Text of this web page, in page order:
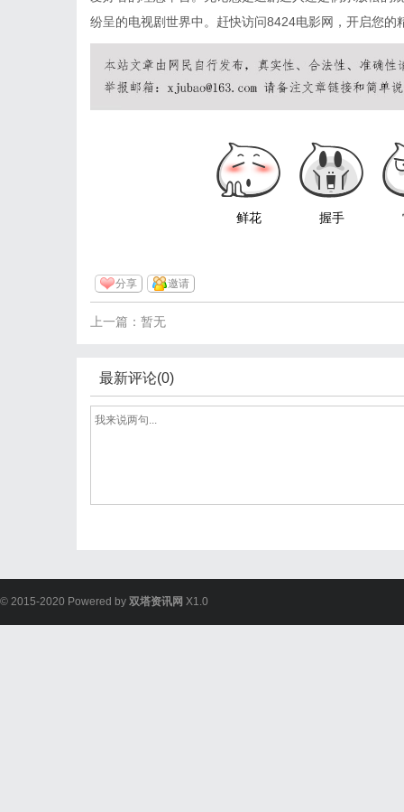
纷呈的电视剧世界中。赶快访问8424电影网，开启您的
鲜花 握手
分享 邀请
上一篇：暂无
最新评论(0)
© 2015-2020 Powered by 双塔资讯网 X1.0